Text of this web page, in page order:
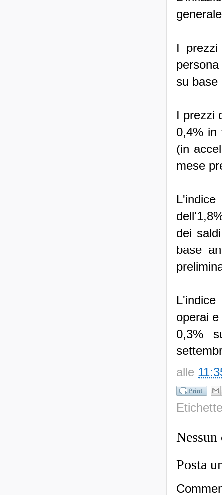
I
su base
I prezzi
0,4% in
(in
mese
L'indice
dei
base
operai
0,3%
alle
Nessun
Posta